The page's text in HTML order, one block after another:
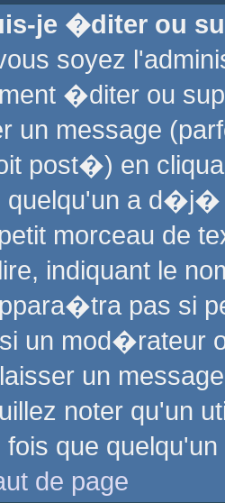
je �diter ou
soyez
�diter ou
un message
post�) en
quelqu'un a
morceau de
indiquant le
pas si
un mod�rateur
un
noter qu'un
fois que
de page